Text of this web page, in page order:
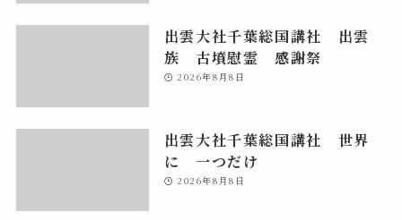
出雲大社千葉総国講社 出雲
族 古墳慰霊 感謝祭
2026年8月8日
出雲大社千葉総国講社 世界
に 一つだけ
2026年8月8日